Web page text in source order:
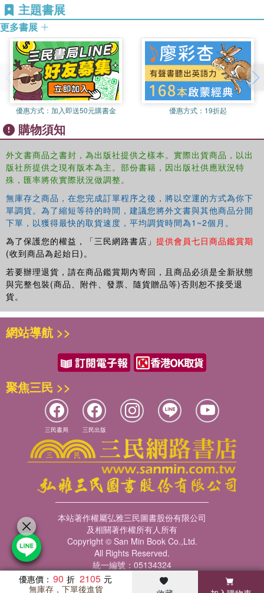
contemporary war reporting and how journalists cover war.
This book will seek to provide an ‘antidote’ to the
‘fetishisation of novelty’ which characterises discussion of
the media and journalism in the global era. There have
been considerable changes, but many of the issues that
face war correspondents such as how they access war,
get their story back, engage with the representation of
death and dying and identify their sources of information
remain remarkably similar. How different reporters in
different periods and societies have responded to these
issues is drawn out through international, historical and
comparative examples of the practice and performance of
journalism at war. The book is organised around the theme
of ‘getting the story’, with an emphasis on the how
decisions about getting the story influence the nature of
what the audience see, hear and read.
War Reportingwill provide students with a thematically
organised, but historically rich introduction to the nature
representation of war in the context of the structural and
institutional pressures which are exerted on journalists in
the field.
主題書展
更多書展
優惠方式： 加入即送50元購書金 優惠方式： 19折起
購物須知
外文書商品之書封，為出版社提供之樣本。實際出貨商品，以出
版社所提供之現有版本為主。部份書籍，因出版社供應狀況特
殊，匯率將依實際狀況做調整。
無庫存之商品，在您完成訂單程序之後，將以空運的方式為你下
單調貨。為了縮短等待的時間，建議您將外文書與其他商品分開
下單，以獲得最快的取貨速度，平均調貨時間為1~2個月。
為了保護您的權益，「三民網路書店」 提供會員七日商品鑑賞期
(收到商品為起始日)。
若要辦理退貨，請在商品鑑賞期內寄回，且商品必須是全新狀態
與完整包裝(商品、附件、發票、隨貨贈品等)否則恕不接受退
貨。
優惠價： 90 2105
無庫存，下單後進貨
網站導航 >>
聚焦三民 >>
三民書局 三民出版
本站著作權屬弘雅三民圖書股份有限公司
及相關著作權所有人所有
Copyright © San Min Book Co.,Ltd.
All Rights Reserved.
統一編號：05134324